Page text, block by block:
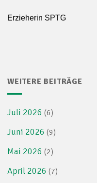
Erzieherin SPTG
WEITERE BEITRÄGE
Juli 2026 (6)
Juni 2026 (9)
Mai 2026 (2)
April 2026 (7)